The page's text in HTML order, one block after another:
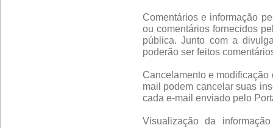
Comentários e informação
ou comentários fornecidos
pública. Junto com a
poderão ser feitos
Cancelamento e
mail podem cancelar suas
cada e-mail enviado pelo
Visualização da